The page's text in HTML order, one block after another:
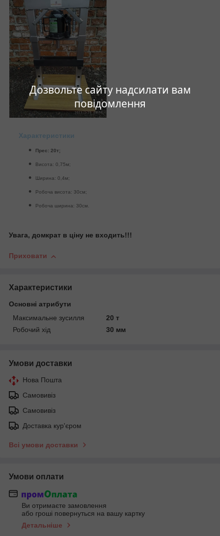
Дозвольте сайту надсилати вам
повідомлення
Характеристики
Прес: 20т;
Висота: 0,75м;
Ширина: 0,4м;
Робоча висота: 30см;
Робоча ширина: 30см.
Увага, домкрат в ціну не входить!!!
Приховати
Характеристики
Основні атрибути
Максимальне зусилля
20 т
Робочий хід
30 мм
Умови доставки
Нова Пошта
Самовивіз
Самовивіз
Доставка кур'єром
Всі умови доставки
Умови оплати
Ви отримаєте замовлення
або гроші повернуться на вашу картку
Детальніше